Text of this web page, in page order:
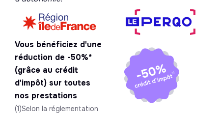
Vous bénéficiez d'une
réduction de -50%*
(grâce au crédit
d'impôt) sur toutes
nos prestations
(1)Selon la réglementation